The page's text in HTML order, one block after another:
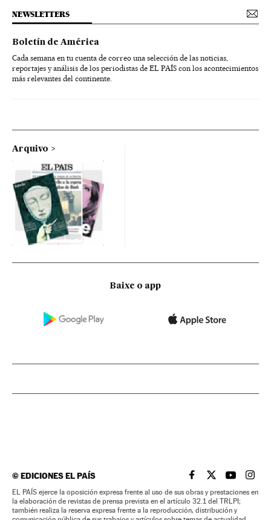
NEWSLETTERS
Boletín de América
Cada semana en tu cuenta de correo una selección de las noticias,
reportajes y análisis de los periodistas de EL PAÍS con los acontecimientos
más relevantes del continente.
Arquivo
Baixe o app
©EDICIONES EL PAÍS EL PAÍS BRASIL EN
EL PAÍSEL PAÍS
EL
EL PAÍS ejerce la oposición expresa frente al uso de sus obras y prestaciones en
la elaboración de revistas de prensa prevista en el artículo 32.1 del TRLPI;
también realiza la reserva expresa frente a la reproducción, distribución y